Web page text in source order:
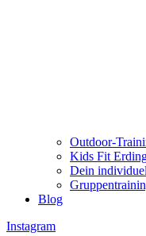
Outdoor-
Kids Fit
Dein
Blog
Instagram